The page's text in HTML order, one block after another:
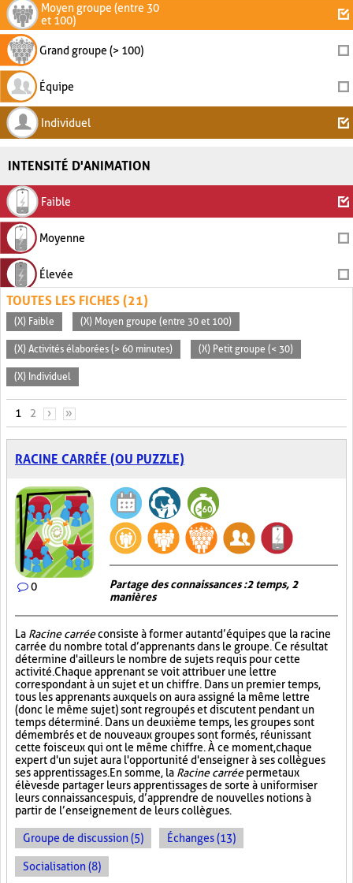
Moyen groupe (entre 30
et 100)
Grand groupe (> 100)
Équipe
Individuel
INTENSITÉ D'ANIMATION
Faible
Moyenne
Élevée
TOUTES LES FICHES (21)
(X) Faible (X) Moyen groupe (entre 30 et 100)
(X) Activités élaborées (> 60 minutes) (X) Petit groupe (< 30)
(X) Individuel
PAGES
1 2 › »
RACINE CARRÉE (OU PUZZLE)
0
Partage des connaissances : 2 temps, 2
manières
La Racine carréeconsiste à former autant d’équipes que la racine
carrée du nombre total d’apprenants dans le groupe. Ce résultat
détermine d'ailleurs le nombre de sujets requis pour cette
activité. Chaque apprenant se voit attribuer une lettre
correspondant à un sujet et un chiffre. Dans un premier temps,
tous les apprenants auxquels on aura assigné la même lettre
(donc le même sujet) sont regroupés et discutent pendant un
temps déterminé. Dans un deuxième temps, les groupes sont
démembrés et de nouveaux groupes sont formés, réunissant
cette fois ceux qui ont le même chiffre. À ce moment, chaque
expert d'un sujet aura l'opportunité d'enseigner à ses collègues
ses apprentissages. En somme, la Racine carréepermet aux
élèves de partager leurs apprentissages de sorte à uniformiser
leurs connaissances puis, d’apprendre de nouvelles notions à
partir de l’enseignement de leurs collègues.
Groupe de discussion (5) Échanges (13)
Socialisation (8)